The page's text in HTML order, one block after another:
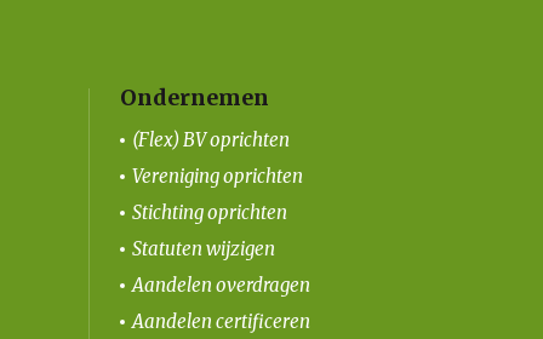
Ondernemen
(Flex) BV oprichten
Vereniging oprichten
Stichting oprichten
Statuten wijzigen
Aandelen overdragen
Aandelen certificeren